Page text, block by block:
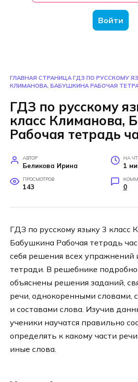
Войти
ГЛАВНАЯ СТРАНИЦА ГДЗ ПО РУССКОМУ
КЛИМАНОВА, БАБУШКИНА РАБОЧАЯ
ГДЗ по русскому
класс Климанова,
Рабочая тетрадь
АВТОР
Беликова Ирина
НА
1
ПРОСМОТРОВ
143 0
ГДЗ по русскому языку 3 класс
Бабушкина Рабочая тетрадь
себя решения всех упражнений
тетради. В решебнике
объяснены решения заданий,
речи, однокоренными словами,
и составами слова. Изучив
ученики научатся правильно
определять к какому части
иные слова.